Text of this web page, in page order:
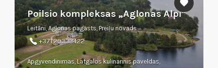
Poilsio kompleksas „Aglonas Alpi”
Leitāni, Aglonas pagasts, Preiļu novads
+371 29333422
Apgyvendinimas, Latgalos kulinarinis paveldas,